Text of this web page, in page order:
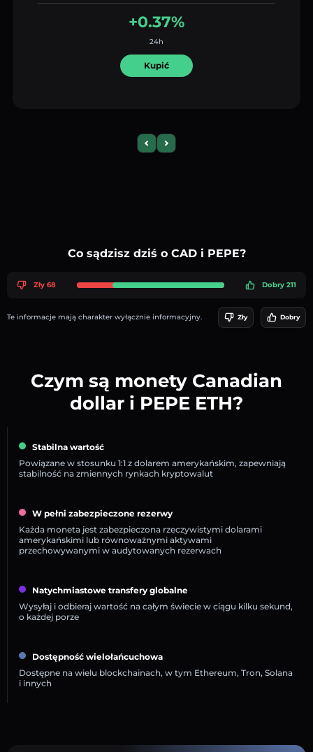
+0.37%
24h
Kupić
Previous slide
Next slide
Co sądzisz dziś o CAD i PEPE?
Zły 68 Dobry 211
Te informacje mają charakter wyłącznie informacyjny. Zły Dobry
Czym są monety Canadian
dollar i PEPE ETH?
Stabilna wartość
Powiązane w stosunku 1:1 z dolarem amerykańskim, zapewniają
stabilność na zmiennych rynkach kryptowalut
W pełni zabezpieczone rezerwy
Każda moneta jest zabezpieczona rzeczywistymi dolarami
amerykańskimi lub równoważnymi aktywami
przechowywanymi w audytowanych rezerwach
Natychmiastowe transfery globalne
Wysyłaj i odbieraj wartość na całym świecie w ciągu kilku sekund,
o każdej porze
Dostępność wielołańcuchowa
Dostępne na wielu blockchainach, w tym Ethereum, Tron, Solana
i innych